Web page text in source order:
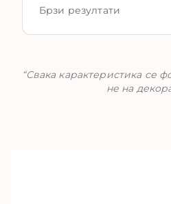
Брзи резултати
“Свака карактеристика се
не на